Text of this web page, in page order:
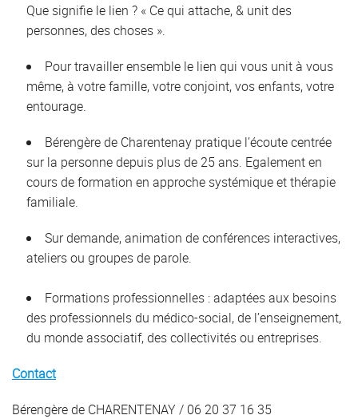
Que signifie le lien ? « Ce qui attache, & unit des
personnes, des choses ».
Pour travailler ensemble le lien qui vous unit à vous
même, à votre famille, votre conjoint, vos enfants, votre
entourage.
Bérengère de Charentenay pratique l’écoute centrée
sur la personne depuis plus de 25 ans. Egalement en
cours de formation en approche systémique et thérapie
familiale.
Sur demande, animation de conférences interactives,
ateliers ou groupes de parole.
Formations professionnelles : adaptées aux besoins
des professionnels du médico-social, de l’enseignement,
du monde associatif, des collectivités ou entreprises.
Contact
Bérengère de CHARENTENAY / 06 20 37 16 35